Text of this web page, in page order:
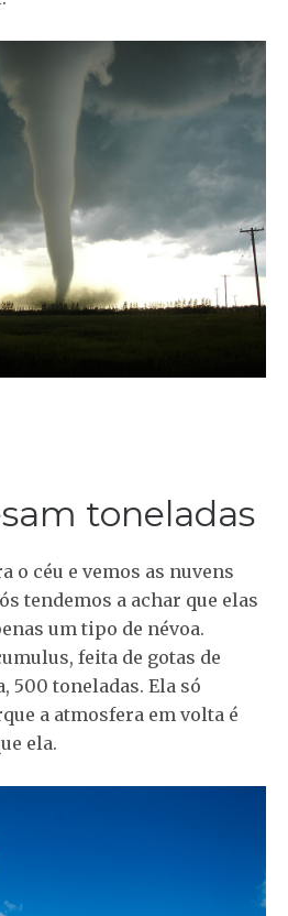
toneladas
o céu e vemos as nuvens
tendemos a achar que elas
um tipo de névoa.
feita de gotas de
500 toneladas. Ela só
a atmosfera em volta é
ela.